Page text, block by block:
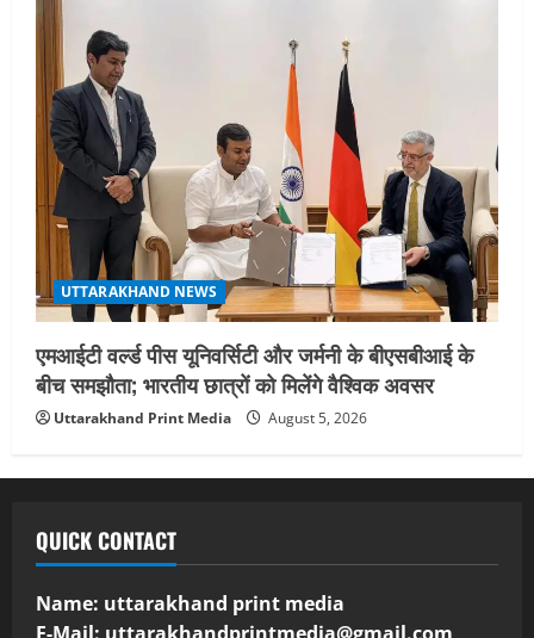
UTTARAKHAND NEWS
एमआईटी वर्ल्ड पीस यूनिवर्सिटी और जर्मनी के बीएसबीआई के
बीच समझौता; भारतीय छात्रों को मिलेंगे वैश्विक अवसर
Uttarakhand Print Media August 5, 2026
QUICK CONTACT
Name: uttarakhand print media